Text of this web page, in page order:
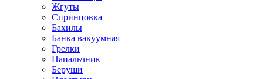
Жгуты
Спринцовка
Бахилы
Банка вакуумная
Грелки
Напальчник
Беруши